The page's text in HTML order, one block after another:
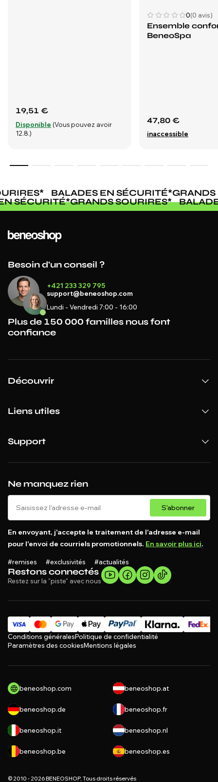
19,51 €
Disponible (Vous pouvez avoir
12.8.)
0(0 avis)
Ensemble
BeneoSpa
47,80 €
inaccessible
* BALADES EN SÉCURITÉ*GRANDS
SÉCURITÉ*GRANDS SOURIRES*
Restons connectés
Restez sur la "piste" avec nous
Ne manquez rien
S'abonner
En envoyant, j'accepte le traitement de l'adresse e-mail
pour l'envoi de courriels promotionnels. En savoir plus ici.
#remises #exclusivités #actualités
Besoin d'un conseil ?
+421 233 329 795
support@beneoshop.com
Lundi - Vendredi 7:00 - 16:00
Plus de 150 000 familles nous font
confiance
Découvrir
Liens utiles
Support
Conditions généralesPolitique de confidentialité
Paramètres des cookiesMentions légales
beneoshop.com beneoshop.at
beneoshop.de beneoshop.fr
beneoshop.it beneoshop.nl
beneoshop.be beneoshop.es
© 2010 - 2026 BENEOSHOP, Tous droits réservés